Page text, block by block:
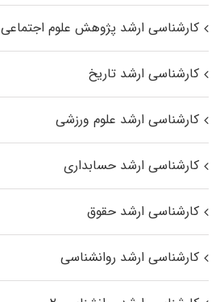
کارشناسی ارشد پژوهش علوم اجتماعی
کارشناسی ارشد تاریخ
کارشناسی ارشد علوم ورزشی
کارشناسی ارشد حسابداری
کارشناسی ارشد حقوق
کارشناسی ارشد روانشناسی